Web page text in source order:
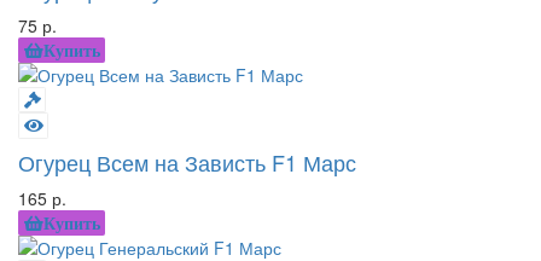
75 р.
Купить
Огурец Всем на Зависть F1 Марс
165 р.
Купить